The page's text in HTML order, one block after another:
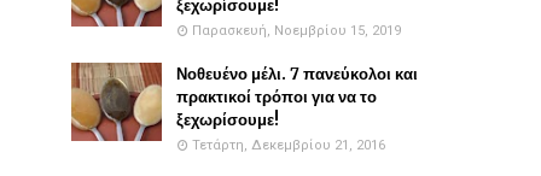
ξεχωρίσουμε!
Παρασκευή, Νοεμβρίου 15, 2019
Νοθευένο μέλι. 7 πανεύκολοι και
πρακτικοί τρόποι για να το
ξεχωρίσουμε!
Τετάρτη, Δεκεμβρίου 21, 2016